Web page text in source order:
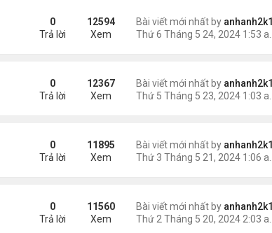
Bài viết mới nhất by anhanh2k1
0
Trả lời
12594
Xem
Bài viết mới nhất by anhanh2k1
0
Trả lời
12367
Xem
Bài viết mới nhất by anhanh2k1
0
Trả lời
11895
Xem
Bài viết mới nhất by anhanh2k1
0
Trả lời
11560
Xem